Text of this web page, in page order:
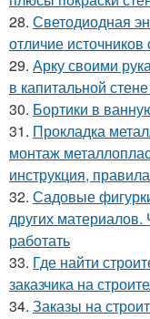
28. Светодиодная
отличие источников
29. Арку своими
в капитальной
30. Бортики в
31. Прокладка
монтаж
инструкция, правила
32. Садовые
других материалов.
работать
33. Где найти
заказчика на
34. Заказы на